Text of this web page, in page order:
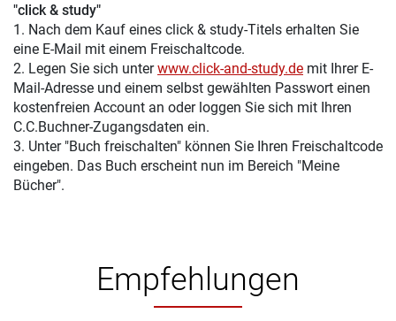
"click & study"
1. Nach dem Kauf eines click & study-Titels erhalten Sie
eine E-Mail mit einem Freischaltcode.
2. Legen Sie sich unterwww.click-and-study.de mit Ihrer E-
Mail-Adresse und einem selbst gewählten Passwort einen
kostenfreien Account an oder loggen Sie sich mit Ihren
C.C.Buchner-Zugangsdaten ein.
3. Unter "Buch freischalten" können Sie Ihren Freischaltcode
eingeben. Das Buch erscheint nun im Bereich "Meine
Bücher".
Empfehlungen